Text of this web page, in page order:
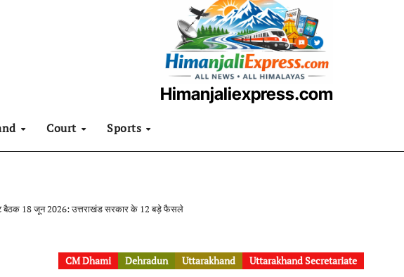
Himanjaliexpress.com
Court Sports
बैठक 18 जून 2026: उत्तराखंड सरकार के 12 बड़े फैसले
CM Dhami Dehradun Uttarakhand Uttarakhand Secretariate